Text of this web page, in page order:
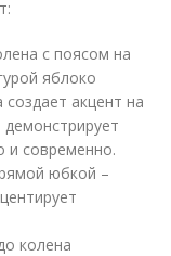
с поясом на
яблоко
акцент на
демонстрирует
и современно.
юбкой –
колена